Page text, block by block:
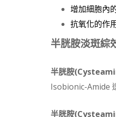
增加細胞內
抗氧化的作
半胱胺淡斑綜
半胱胺
Isobionic-Amide
半胱胺